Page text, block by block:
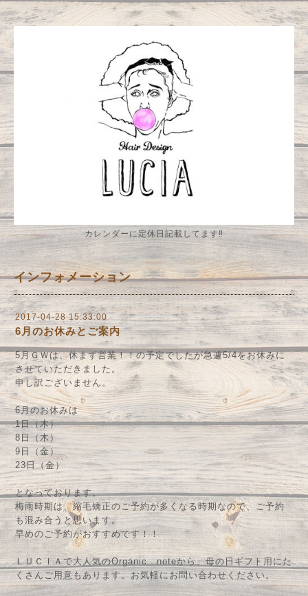
カレンダーに定休日記載してます‼️
インフォメーション
2017-04-28 15:33:00
6月のお休みとご案内
5月ＧＷは、休まず営業！！の予定でしたが急遽5/4をお休みに
させていただきました。
申し訳ございません。
6月のお休みは
1日（木）
8日（木）
9日（金）
23日（金）
となっております。
梅雨時期は、縮毛矯正のご予約が多くなる時期なので、ご予約
も混み合うと思います。
早めのご予約がおすすめです！！
ＬＵＣＩＡで大人気のOrganic noteから、母の日ギフト用にた
くさんご用意もあります。お気軽にお問い合わせください。